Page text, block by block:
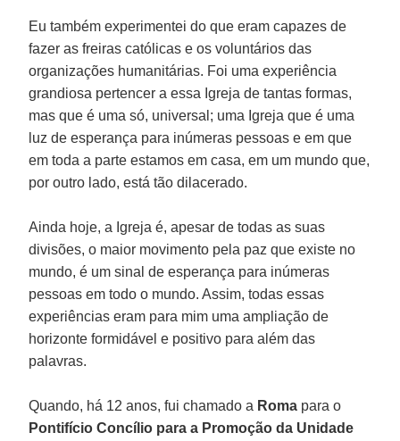
Eu também experimentei do que eram capazes de
fazer as freiras católicas e os voluntários das
organizações humanitárias. Foi uma experiência
grandiosa pertencer a essa Igreja de tantas formas,
mas que é uma só, universal; uma Igreja que é uma
luz de esperança para inúmeras pessoas e em que
em toda a parte estamos em casa, em um mundo que,
por outro lado, está tão dilacerado.
Ainda hoje, a Igreja é, apesar de todas as suas
divisões, o maior movimento pela paz que existe no
mundo, é um sinal de esperança para inúmeras
pessoas em todo o mundo. Assim, todas essas
experiências eram para mim uma ampliação de
horizonte formidável e positivo para além das
palavras.
Quando, há 12 anos, fui chamado a Roma para o
Pontifício Concílio para a Promoção da Unidade